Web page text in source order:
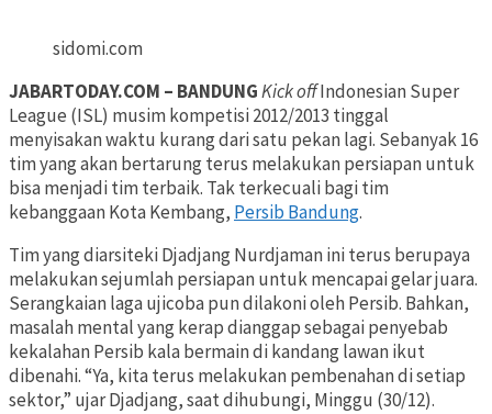
sidomi.com
JABARTODAY.COM – BANDUNGKick offIndonesian Super
League (ISL) musim kompetisi 2012/2013 tinggal
menyisakan waktu kurang dari satu pekan lagi. Sebanyak 16
tim yang akan bertarung terus melakukan persiapan untuk
bisa menjadi tim terbaik. Tak terkecuali bagi tim
kebanggaan Kota Kembang, Persib Bandung.
Tim yang diarsiteki Djadjang Nurdjaman ini terus berupaya
melakukan sejumlah persiapan untuk mencapai gelar juara.
Serangkaian laga ujicoba pun dilakoni oleh Persib. Bahkan,
masalah mental yang kerap dianggap sebagai penyebab
kekalahan Persib kala bermain di kandang lawan ikut
dibenahi. “Ya, kita terus melakukan pembenahan di setiap
sektor,” ujar Djadjang, saat dihubungi, Minggu (30/12).